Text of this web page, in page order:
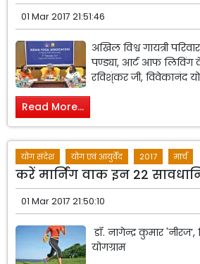
01 Mar 2017 21:51:46
अखिल विश्व गायत्री
पण्ड्या, आर्ट आफ लिविंग
रविश्ंकर जी, विवेकानंद
Read More...
योग संदेश योग एवं आयुर्वेद 2017 मार्च
करें मार्निंग वाक इन 22
01 Mar 2017 21:50:10
डॉ. नागेन्द्र कुमार
योगग्राम